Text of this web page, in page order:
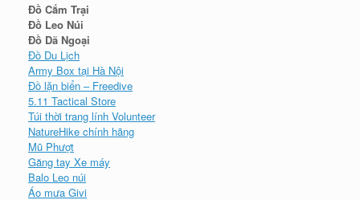
Đồ Cắm Trại
Đồ Leo Núi
Đồ Dã Ngoại
Đồ Du Lịch
Army Box tại Hà Nội
Đồ lặn biển – Freedive
5.11 Tactical Store
Túi thời trang lính Volunteer
NatureHike chính hãng
Mũ Phượt
Găng tay Xe máy
Balo Leo núi
Áo mưa Givi